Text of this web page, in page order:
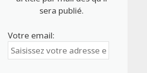
sera publié.
Votre email: